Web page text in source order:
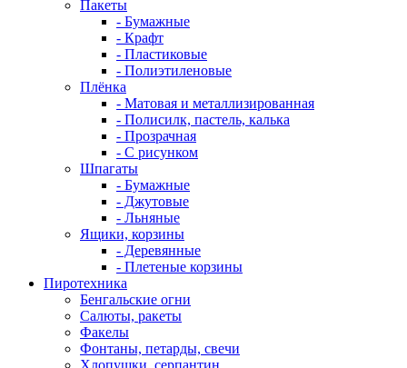
Пакеты
- Бумажные
- Крафт
- Пластиковые
- Полиэтиленовые
Плёнка
- Матовая и металлизированная
- Полисилк, пастель, калька
- Прозрачная
- С рисунком
Шпагаты
- Бумажные
- Джутовые
- Льняные
Ящики, корзины
- Деревянные
- Плетеные корзины
Пиротехника
Бенгальские огни
Салюты, ракеты
Факелы
Фонтаны, петарды, свечи
Хлопушки, серпантин